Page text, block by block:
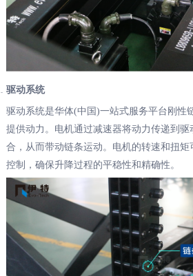
驱动系统
驱动系统是华体(中国)一站式服务平台刚性
提供动力。电机通过减速器将动力传递到
合，从而带动链条运动。电机的转速和扭
控制，确保升降过程的平稳性和精确性。